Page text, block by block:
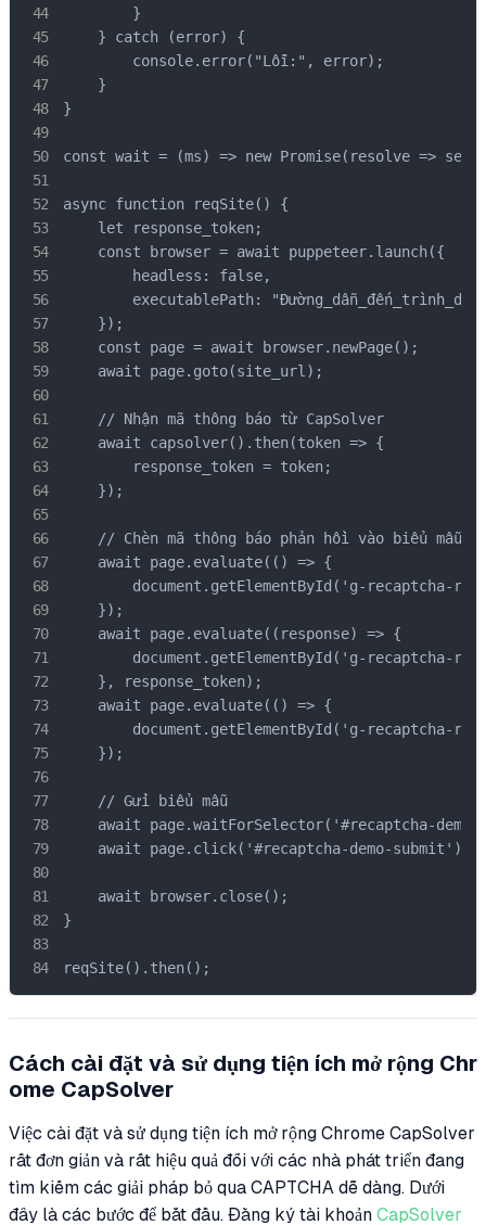
        }
    } catch (error) {
        console.error("Lỗi:", error);
    }
}
const wait = (ms) => new Promise(resolve =>
async function reqSite() {
    let response_token;
    const browser = await puppeteer.launch({
        headless: false,
executablePath:
    });
    const page = await browser.newPage();
    await page.goto(site_url);
    // Nhận mã thông báo từ CapSolver
    await capsolver().then(token => {
        response_token = token;
    });
// Chèn mã thông báo phản hồi vào biểu mẫu
    await page.evaluate(() => {
document.getElementById('g-recaptcha-
    });
    await page.evaluate((response) => {
document.getElementById('g-recaptcha-
    }, response_token);
    await page.evaluate(() => {
document.getElementById('g-recaptcha-
    });
    // Gửi biểu mẫu
await page.waitForSelector('#recaptcha-demo-
    await page.click('#recaptcha-demo-submit');
    await browser.close();
}
reqSite().then();
Cách cài đặt và sử dụng tiện ích mở rộng Chr
ome CapSolver
Việc cài đặt và sử dụng tiện ích mở rộng Chrome CapSolver
rất đơn giản và rất hiệu quả đối với các nhà phát triển đang
tìm kiếm các giải pháp bỏ qua CAPTCHA dễ dàng. Dưới
đây là các bước để bắt đầu. Đăng ký tài khoản CapSolver